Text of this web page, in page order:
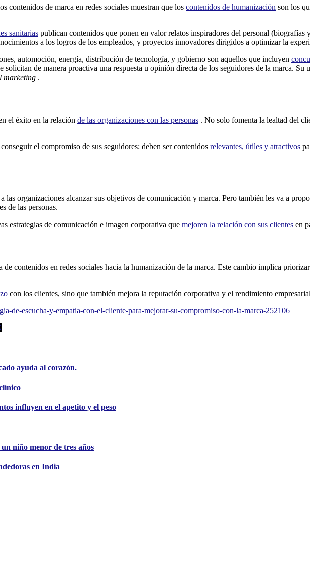
contenidos de marca en redes sociales muestran que los contenidos de humanización son los
sanitarias publican contenidos que ponen en valor relatos inspiradores del personal (biografías
a los logros de los empleados, y proyectos innovadores dirigidos a optimizar la
automoción, energía, distribución de tecnología, y gobierno son aquellos que incluyen
de manera proactiva una respuesta u opinión directa de los seguidores de la marca. Su
marketing .
el éxito en la relación de las organizaciones con las personas . No solo fomenta la lealtad del
el compromiso de sus seguidores: deben ser contenidos relevantes, útiles y atractivos
organizaciones alcanzar sus objetivos de comunicación y marca. Pero también les va a
de las personas.
estrategias de comunicación e imagen corporativa que mejoren la relación con sus clientes en
de contenidos en redes sociales hacia la humanización de la marca. Este cambio implica
con los clientes, sino que también mejora la reputación corporativa y el rendimiento
de-escucha-y-empatia-con-el-cliente-para-mejorar-su-compromiso-con-la-marca-252106
ayuda al corazón.
influyen en el apetito y el peso
niño menor de tres años
en India